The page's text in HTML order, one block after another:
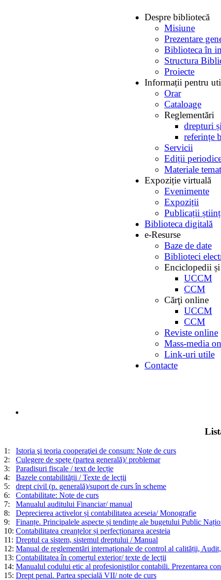
Despre bibliotecă
Misiune
Prezentare
Biblioteca în
Structura
Proiecte
Informații pentru
Orar
Cataloage
Reglementări
drepturi
referințe
Servicii
Ediții
Materiale
Expoziție virtuală
Evenimente
Expoziții
Publicații
Biblioteca digitală
e-Resurse
Baze de date
Biblioteci
Enciclopedii
UCCM
CCM
Cărţi online
UCCM
CCM
Reviste online
Mass-media
Link-uri utile
Contacte
1:
Istoria şi teoria cooperaţiei de consum: Note de curs
2:
Culegere de spețe (partea generală)/ problemar
3:
Paradisuri fiscale / text de lecție
4:
Bazele contabilității / Texte de lecții
5:
drept civil (p. generală)/suport de curs în scheme
6:
Contabilitate: Note de curs
7:
Manualul auditului Financiar/ manual
8:
Deprecierea activelor și contabilitatea aceseia/ Monografie
9:
Finanțe. Principalele aspecte și tendințe ale bugetului Public
10: Contabilitatea creanțelor și perfecționarea acesteia
11: Dreptul ca sistem, sistemul dreptului / Manual
12: Manual de reglementări internaționale de control al calității,
13: Contabilitatea în comerțul exterior/ texte de lecții
14: Manualul codului etic al profesioniştilor contabili. Prezentarea
15: Drept penal. Partea specială VII/ note de curs